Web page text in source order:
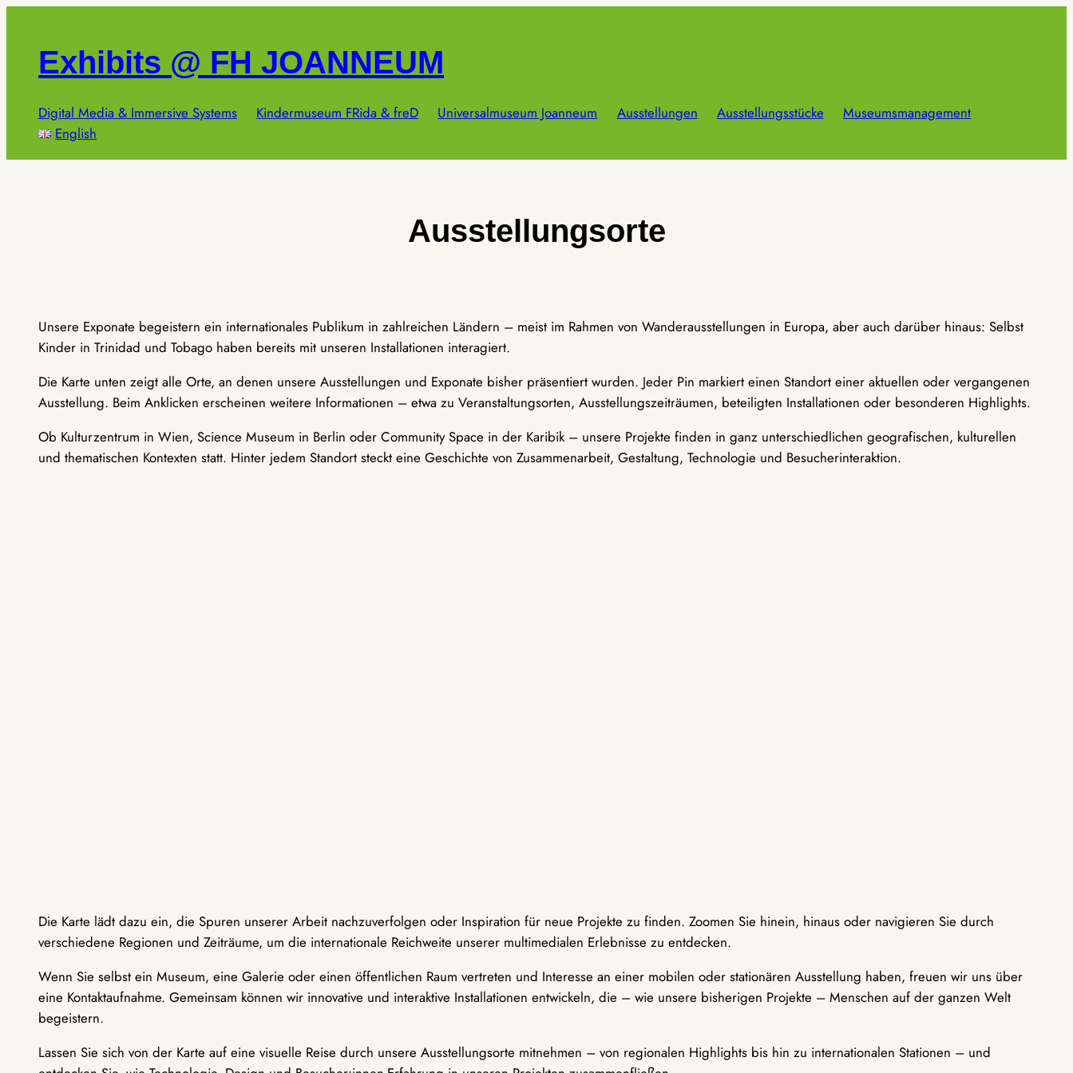
springenExhibits @ FH JOANNEUM
Digital Media & Immersive Systems Kindermuseum FRida & freD Universalmuseum Joanneum Ausstellungen Ausstellungsstücke
Museumsmanagement
English
Ausstellungsorte
Unsere Exponate begeistern ein internationales Publikum in zahlreichen Ländern – meist im Rahmen von Wanderausstellungen in Europa, aber auch darüber hinaus: Selbst
Kinder in Trinidad und Tobago haben bereits mit unseren Installationen interagiert.
Die Karte unten zeigt alle Orte, an denen unsere Ausstellungen und Exponate bisher präsentiert wurden. Jeder Pin markiert einen Standort einer aktuellen oder vergangenen
Ausstellung. Beim Anklicken erscheinen weitere Informationen – etwa zu Veranstaltungsorten, Ausstellungszeiträumen, beteiligten Installationen oder besonderen Highlights.
Ob Kulturzentrum in Wien, Science Museum in Berlin oder Community Space in der Karibik – unsere Projekte finden in ganz unterschiedlichen geografischen, kulturellen
und thematischen Kontexten statt. Hinter jedem Standort steckt eine Geschichte von Zusammenarbeit, Gestaltung, Technologie und Besucherinteraktion.
Die Karte lädt dazu ein, die Spuren unserer Arbeit nachzuverfolgen oder Inspiration für neue Projekte zu finden. Zoomen Sie hinein, hinaus oder navigieren Sie durch
verschiedene Regionen und Zeiträume, um die internationale Reichweite unserer multimedialen Erlebnisse zu entdecken.
Wenn Sie selbst ein Museum, eine Galerie oder einen öffentlichen Raum vertreten und Interesse an einer mobilen oder stationären Ausstellung haben, freuen wir uns über
eine Kontaktaufnahme. Gemeinsam können wir innovative und interaktive Installationen entwickeln, die – wie unsere bisherigen Projekte – Menschen auf der ganzen Welt
begeistern.
Lassen Sie sich von der Karte auf eine visuelle Reise durch unsere Ausstellungsorte mitnehmen – von regionalen Highlights bis hin zu internationalen Stationen – und